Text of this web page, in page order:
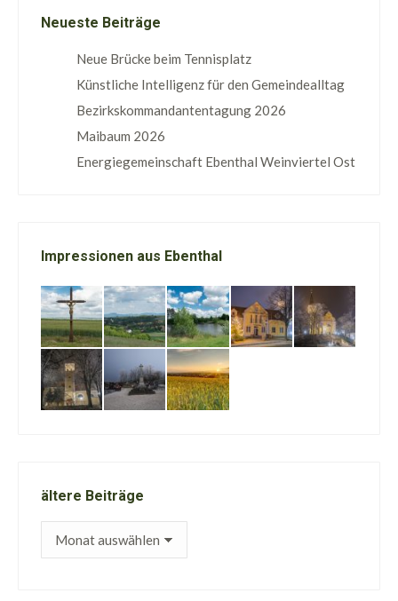
Neueste Beiträge
Neue Brücke beim Tennisplatz
Künstliche Intelligenz für den Gemeindealltag
Bezirkskommandantentagung 2026
Maibaum 2026
Energiegemeinschaft Ebenthal Weinviertel Ost
Impressionen aus Ebenthal
ältere Beiträge
ältere